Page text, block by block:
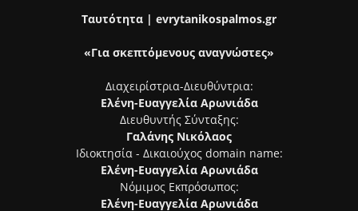
Ταυτότητα | evrytanikospalmos.gr
«Για σκεπτόμενους αναγνώστες»
Διαχειρίστρια-Διευθύντρια:
Ελένη-Ευαγγελία Αρωνιάδα
Διευθυντής Σύνταξης:
Γαλάνης Νικόλαος
Ιδιοκτησία - Δικαιούχος domain name:
Ελένη-Ευαγγελία Αρωνιάδα
Νόμιμος Εκπρόσωπος:
Ελένη-Ευαγγελία Αρωνιάδα